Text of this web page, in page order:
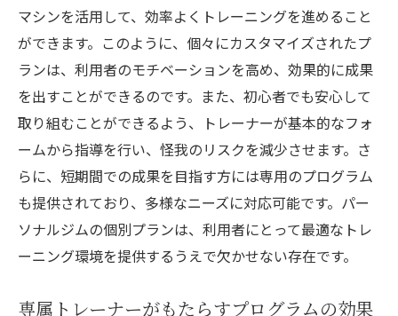
マシンを活用して、効率よくトレーニングを進めること
ができます。このように、個々にカスタマイズされたプ
ランは、利用者のモチベーションを高め、効果的に成果
を出すことができるのです。また、初心者でも安心して
取り組むことができるよう、トレーナーが基本的なフォ
ームから指導を行い、怪我のリスクを減少させます。さ
らに、短期間での成果を目指す方には専用のプログラム
も提供されており、多様なニーズに対応可能です。パー
ソナルジムの個別プランは、利用者にとって最適なトレ
ーニング環境を提供するうえで欠かせない存在です。
専属トレーナーがもたらすプログラムの効果